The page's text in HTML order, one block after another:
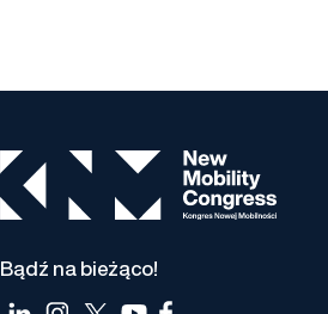
Bądź na bieżąco!